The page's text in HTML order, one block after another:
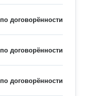
по договорённости
по договорённости
по договорённости